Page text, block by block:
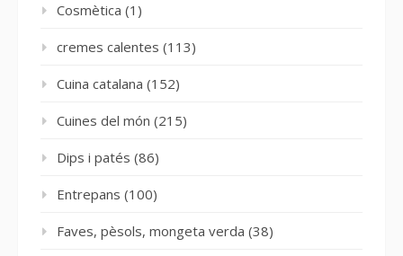
Cosmètica (1)
cremes calentes (113)
Cuina catalana (152)
Cuines del món (215)
Dips i patés (86)
Entrepans (100)
Faves, pèsols, mongeta verda (38)